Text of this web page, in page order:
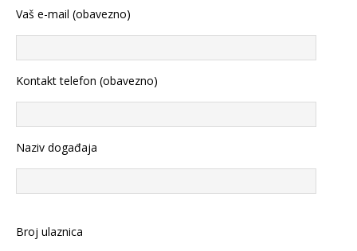
Vaš e-mail (obavezno)
Kontakt telefon (obavezno)
Naziv događaja
Broj ulaznica